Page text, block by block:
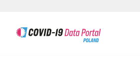
Skocz